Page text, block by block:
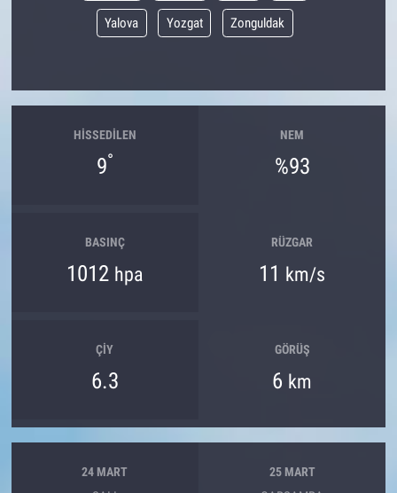
Yalova Yozgat Zonguldak
HISSEDILEN
9°
NEM
%93
BASINÇ
1012 hpa
RÜZGAR
11 km/s
ÇIY
6.3
GÖRÜŞ
6 km
24 MART 25 MART